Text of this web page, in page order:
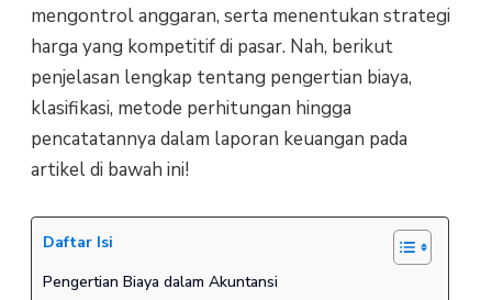
mengontrol anggaran, serta menentukan strategi
harga yang kompetitif di pasar. Nah, berikut
penjelasan lengkap tentang pengertian biaya,
klasifikasi, metode perhitungan hingga
pencatatannya dalam laporan keuangan pada
artikel di bawah ini!
Daftar Isi
Pengertian Biaya dalam Akuntansi